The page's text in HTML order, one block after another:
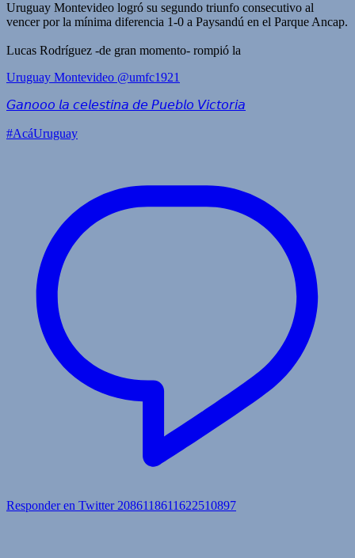
Uruguay Montevideo logró su segundo triunfo consecutivo al
vencer por la mínima diferencia 1-0 a Paysandú en el Parque Ancap.
Lucas Rodríguez -de gran momento- rompió la
Uruguay Montevideo @umfc1921
𝘎𝘢𝘯𝘰𝘰𝘰 𝘭𝘢 𝘤𝘦𝘭𝘦𝘴𝘵𝘪𝘯𝘢 𝘥𝘦 𝘗𝘶𝘦𝘣𝘭𝘰 𝘝𝘪𝘤𝘵𝘰𝘳𝘪𝘢
#AcáUruguay
Responder en Twitter 2086118611622510897